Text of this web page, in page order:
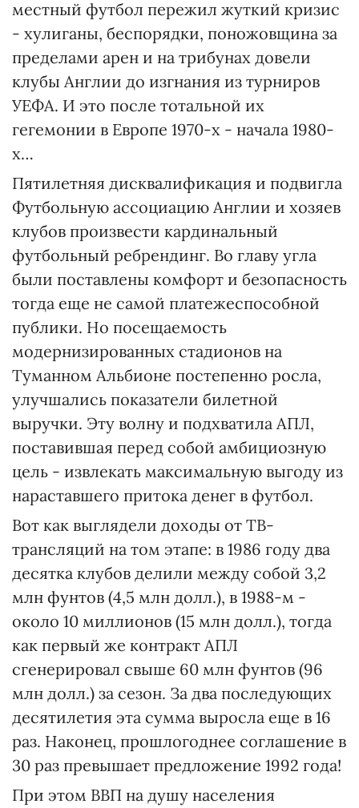
местный футбол пережил жуткий кризис
- хулиганы, беспорядки, поножовщина за
пределами арен и на трибунах довели
клубы Англии до изгнания из турниров
УЕФА. И это после тотальной их
гегемонии в Европе 1970-х - начала 1980-
х…
Пятилетняя дисквалификация и подвигла
Футбольную ассоциацию Англии и хозяев
клубов произвести кардинальный
футбольный ребрендинг. Во главу угла
были поставлены комфорт и безопасность
тогда еще не самой платежеспособной
публики. Но посещаемость
модернизированных стадионов на
Туманном Альбионе постепенно росла,
улучшались показатели билетной
выручки. Эту волну и подхватила АПЛ,
поставившая перед собой амбициозную
цель - извлекать максимальную выгоду из
нараставшего притока денег в футбол.
Вот как выглядели доходы от ТВ-
трансляций на том этапе: в 1986 году два
десятка клубов делили между собой 3,2
млн фунтов (4,5 млн долл.), в 1988-м -
около 10 миллионов (15 млн долл.), тогда
как первый же контракт АПЛ
сгенерировал свыше 60 млн фунтов (96
млн долл.) за сезон. За два последующих
десятилетия эта сумма выросла еще в 16
раз. Наконец, прошлогоднее соглашение в
30 раз превышает предложение 1992 года!
При этом ВВП на душу населения